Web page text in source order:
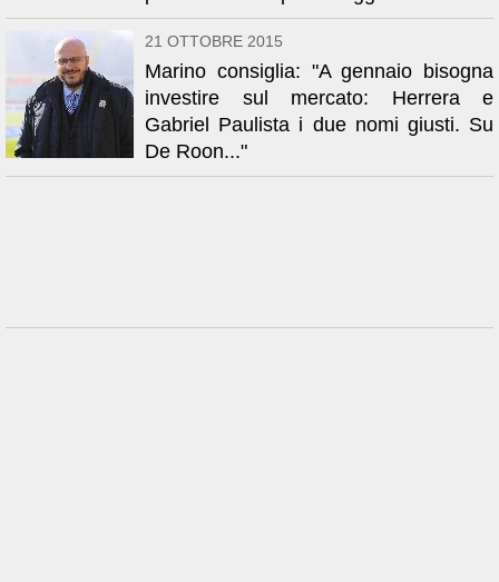
21 OTTOBRE 2015
Marino consiglia: "A gennaio bisogna
investire sul mercato: Herrera e
Gabriel Paulista i due nomi giusti. Su
De Roon..."